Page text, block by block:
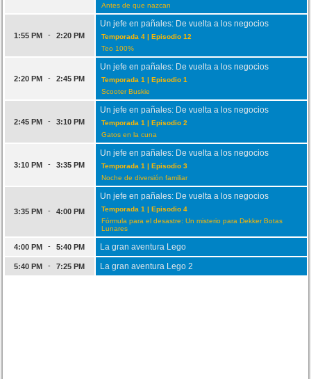
Antes de que nazcan
1:55 PM - 2:20 PM
Un jefe en pañales: De vuelta a los negocios
Temporada 4 | Episodio 12
Teo 100%
2:20 PM - 2:45 PM
Un jefe en pañales: De vuelta a los negocios
Temporada 1 | Episodio 1
Scooter Buskie
2:45 PM - 3:10 PM
Un jefe en pañales: De vuelta a los negocios
Temporada 1 | Episodio 2
Gatos en la cuna
3:10 PM - 3:35 PM
Un jefe en pañales: De vuelta a los negocios
Temporada 1 | Episodio 3
Noche de diversión familiar
3:35 PM - 4:00 PM
Un jefe en pañales: De vuelta a los negocios
Temporada 1 | Episodio 4
Fórmula para el desastre: Un misterio para Dekker Botas
Lunares
4:00 PM - 5:40 PM La gran aventura Lego
5:40 PM - 7:25 PM La gran aventura Lego 2